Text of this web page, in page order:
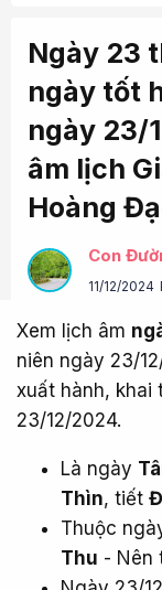
Ngày 23
ngày tốt
ngày 23/
âm lịch
Hoàng
Con
11/12/2024
Xem lịch âm
niên ngày 23/
xuất hành, khai
23/12/2024.
Là ngày
Thìn, tiết
Thuộc
Thu - Nên